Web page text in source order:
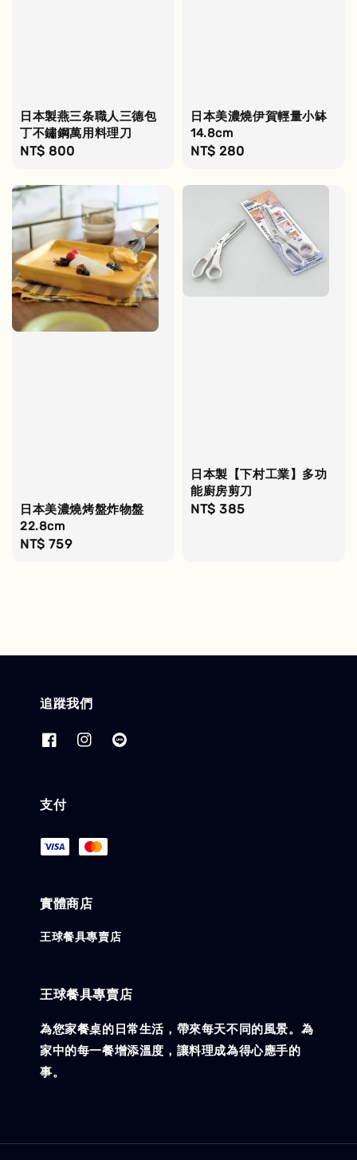
日本製燕三条職人三德包
丁不鏽鋼萬用料理刀
Regular
NT$ 800
日本美濃燒伊賀輕量小缽
14.8cm
Regular
NT$ 280
日本美濃燒烤盤炸物盤
22.8cm
Regular
NT$ 759
日本製【下村工業】多功
能廚房剪刀
Regular
NT$ 385
追蹤我們
支付
實體商店
王球餐具專賣店
王球餐具專賣店
為您家餐桌的日常生活，帶來每天不同的風景。為
家中的每一餐增添溫度，讓料理成為得心應手的
事。